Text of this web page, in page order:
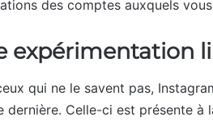
des comptes auxquels
expérimentation
qui ne le savent pas,
dernière. Celle-ci est présente